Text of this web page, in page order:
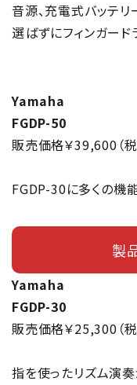
音源、充電式バッテ
選ばずにフィンガード
Yamaha
FGDP-50
販売価格￥39,600（税
FGDP-30に多くの機
製
Yamaha
FGDP-30
販売価格￥25,300（税
指を使ったリズム演